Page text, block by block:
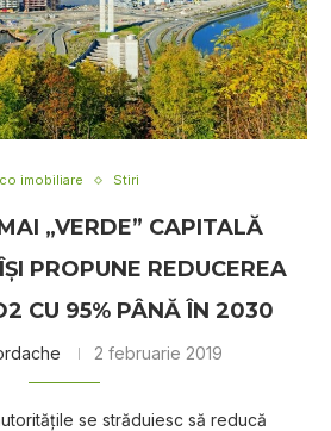
imobiliare Stiri
„VERDE” CAPITALĂ
PROPUNE REDUCEREA
CU 95% PÂNĂ ÎN 2030
2 februarie 2019
se străduiesc să reducă